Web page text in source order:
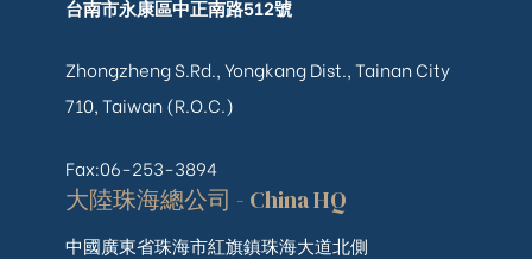
台南市永康區中正南路512號
Zhongzheng S.Rd., Yongkang Dist., Tainan City
710, Taiwan (R.O.C.)
Fax:06-253-3894
大陸珠海總公司 - China HQ
中國廣東省珠海市紅旗鎮珠海大道北側